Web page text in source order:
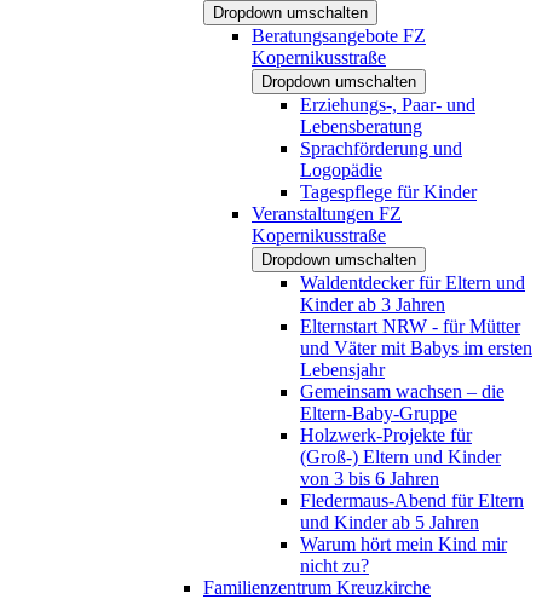
Dropdown umschalten
Beratungsangebote FZ
Kopernikusstraße
Dropdown umschalten
Erziehungs-, Paar- und
Lebensberatung
Sprachförderung und
Logopädie
Tagespflege für Kinder
Veranstaltungen FZ
Kopernikusstraße
Dropdown umschalten
Waldentdecker für Eltern und
Kinder ab 3 Jahren
Elternstart NRW - für Mütter
und Väter mit Babys im ersten
Lebensjahr
Gemeinsam wachsen – die
Eltern-Baby-Gruppe
Holzwerk-Projekte für
(Groß-) Eltern und Kinder
von 3 bis 6 Jahren
Fledermaus-Abend für Eltern
und Kinder ab 5 Jahren
Warum hört mein Kind mir
nicht zu?
Familienzentrum Kreuzkirche